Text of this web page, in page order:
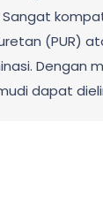
Dengan
dapat